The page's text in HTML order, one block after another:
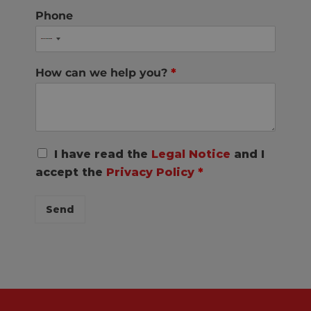
Phone
How can we help you? *
R
P
t
I have read the Legal Notice and I
accept the Privacy Policy *
Send